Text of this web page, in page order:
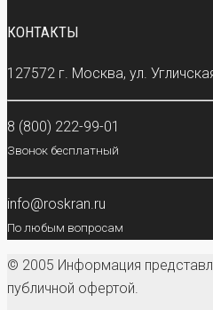
КОНТАКТЫ
127572 г. Москва, ул.
8 (800) 222-99-01
Звонок бесплатный
info@roskran.ru
По любым вопросам
© 2005 Информация
публичной офертой.